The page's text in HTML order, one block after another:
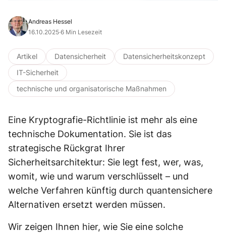
Andreas Hessel
16.10.2025·6 Min Lesezeit
Artikel Datensicherheit
Datensicherheitskonzept
IT-Sicherheit
technische und organisatorische Maßnahmen
Eine Kryptografie-Richtlinie ist mehr als eine
technische Dokumentation. Sie ist das
strategische Rückgrat Ihrer
Sicherheitsarchitektur: Sie legt fest, wer, was,
womit, wie und warum verschlüsselt – und
welche Verfahren künftig durch quantensichere
Alternativen ersetzt werden müssen.
Wir zeigen Ihnen hier, wie Sie eine solche